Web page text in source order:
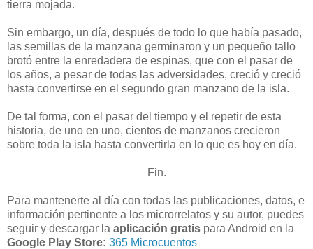
tierra mojada.
Sin embargo, un día, después de todo lo que había pasado,
las semillas de la manzana germinaron y un pequeño tallo
brotó entre la enredadera de espinas, que con el pasar de
los años, a pesar de todas las adversidades, creció y creció
hasta convertirse en el segundo gran manzano de la isla.
De tal forma, con el pasar del tiempo y el repetir de esta
historia, de uno en uno, cientos de manzanos crecieron
sobre toda la isla hasta convertirla en lo que es hoy en día.
Fin.
Para mantenerte al día con todas las publicaciones, datos, e
información pertinente a los microrrelatos y su autor, puedes
seguir y descargar la aplicación gratis para Android en la
Google Play Store: 365 Microcuentos